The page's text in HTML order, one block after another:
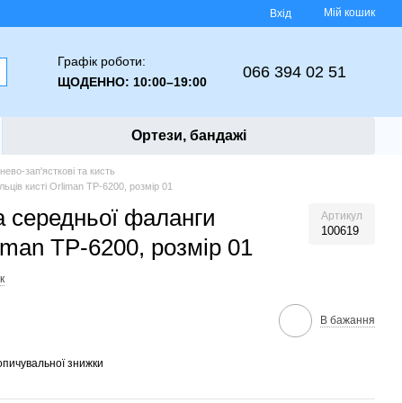
Вхід Мій кошик
Графік роботи:
ЩОДЕННО: 10:00–19:00
066 394 02 51
Ортези, бандажі
зап'ясткові та кисть
кисті Orliman TP-6200, розмір 01
середньої фаланги
TP-6200, розмір 01
Артикул
100619
В бажання
знижки